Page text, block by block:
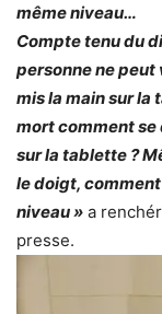
même niveau…
Compte tenu du
personne ne peut
mis la main sur la
mort comment
sur la tablette ?
le doigt, comment
niveau » a
presse.